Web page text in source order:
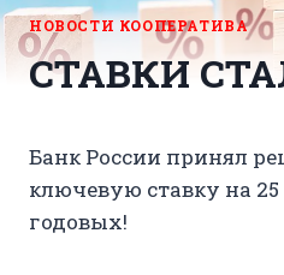
НОВОСТИ КООПЕРАТИВА
СТАВКИ
Банк России принял
ключевую ставку на 25
годовых!